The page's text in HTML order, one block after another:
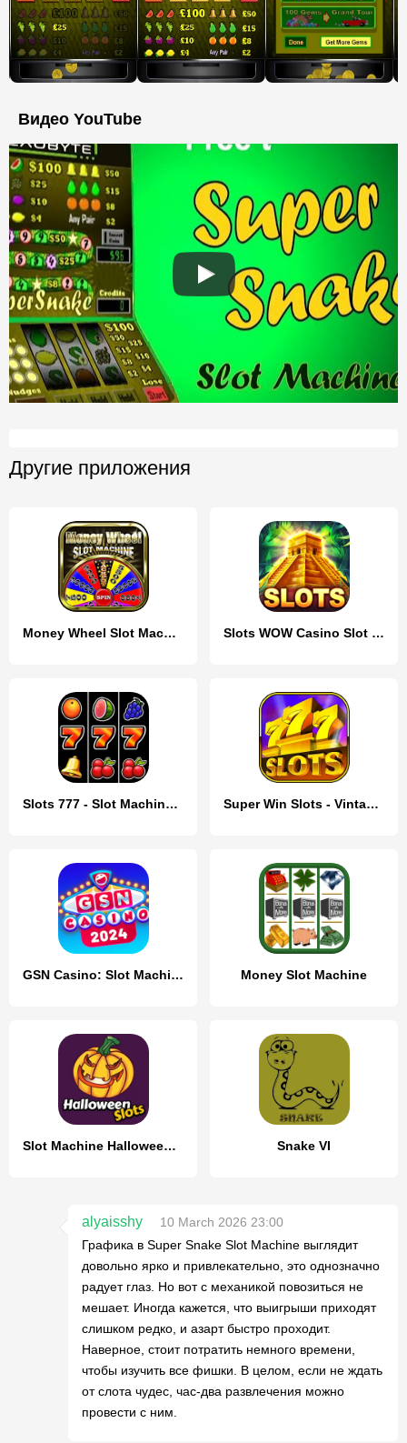
Видео YouTube
Другие приложения
Money Wheel Slot Machine Game Slots WOW Casino Slot Machine
Slots 777 - Slot Machine Games Super Win Slots - Vintage Slot
GSN Casino: Slot Machine Games Money Slot Machine
Slot Machine Halloween Lite Snake VI
alyaisshy
10 March 2026 23:00
Графика в Super Snake Slot Machine выглядит
довольно ярко и привлекательно, это однозначно
радует глаз. Но вот с механикой повозиться не
мешает. Иногда кажется, что выигрыши приходят
слишком редко, и азарт быстро проходит.
Наверное, стоит потратить немного времени,
чтобы изучить все фишки. В целом, если не ждать
от слота чудес, час-два развлечения можно
провести с ним.